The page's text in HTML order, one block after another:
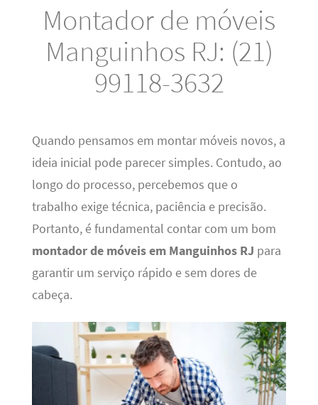
Montador de móveis
Manguinhos RJ: (21)
99118-3632
Quando pensamos em montar móveis novos, a
ideia inicial pode parecer simples. Contudo, ao
longo do processo, percebemos que o
trabalho exige técnica, paciência e precisão.
Portanto, é fundamental contar com um bom
montador de móveis em Manguinhos RJ para
garantir um serviço rápido e sem dores de
cabeça.